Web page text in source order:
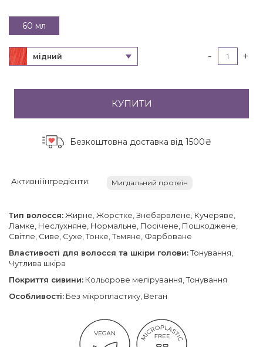
60 мл
мідний - +
КУПИТИ
Безкоштовна доставка від 1500₴
Активні інгредієнти: Мигдальний протеїн
Тип волосся:Жирне, Жорстке, Знебарвлене, Кучеряве,
Ламке, Неслухняне, Нормальне, Посічене, Пошкоджене,
Світле, Сиве, Сухе, Тонке, Тьмяне, Фарбоване
Властивості для волосся та шкіри голови:Тонування,
Чутлива шкіра
Покриття cивини: Кольорове мелірування, Тонування
Особливості: Без мікропластику, Веган